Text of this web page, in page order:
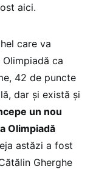
aici.
care va
ca
42 de puncte
dar şi există şi
un nou
Olimpiadă
astăzi a fost
Gherghe